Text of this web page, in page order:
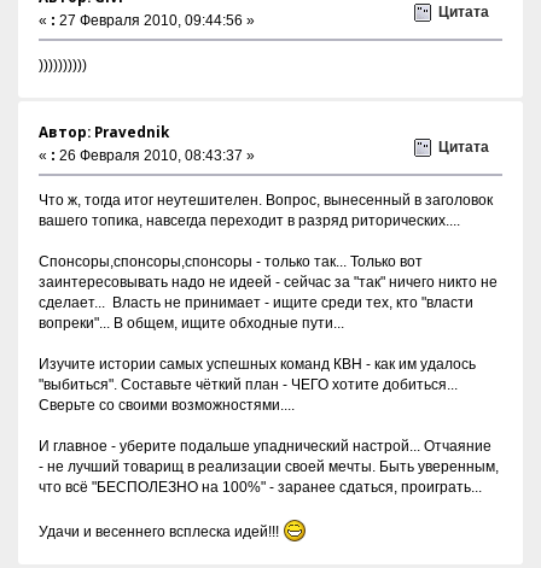
« : 27 Февраля 2010, 09:44:56 »
Цитата
))))))))))
Автор: Pravednik
« : 26 Февраля 2010, 08:43:37 »
Цитата
Что ж, тогда итог неутешителен. Вопрос, вынесенный в заголовок
вашего топика, навсегда переходит в разряд риторических....
Спонсоры,спонсоры,спонсоры - только так... Только вот
заинтересовывать надо не идеей - сейчас за "так" ничего никто не
сделает... Власть не принимает - ищите среди тех, кто "власти
вопреки"... В общем, ищите обходные пути...
Изучите истории самых успешных команд КВН - как им удалось
"выбиться". Составьте чёткий план - ЧЕГО хотите добиться...
Сверьте со своими возможностями....
И главное - уберите подальше упаднический настрой... Отчаяние
- не лучший товарищ в реализации своей мечты. Быть уверенным,
что всё "БЕСПОЛЕЗНО на 100%" - заранее сдаться, проиграть...
Удачи и весеннего всплеска идей!!!